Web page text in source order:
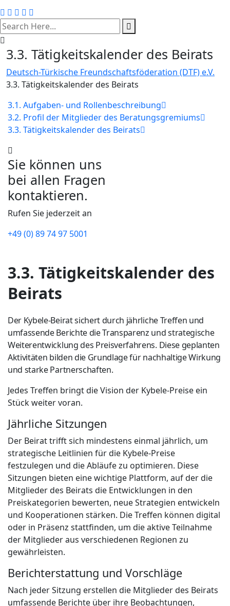
search
here
3.3. Tätigkeitskalender des Beirats
Deutsch-Türkische Freundschaftsföderation (DTF) e.V.
3.3. Tätigkeitskalender des Beirats
3.1. Aufgaben- und Rollenbeschreibung
3.2. Profil der Mitglieder des Beratungsgremiums
3.3. Tätigkeitskalender des Beirats
Sie können uns
bei allen Fragen
kontaktieren.
Rufen Sie jederzeit an
+49 (0) 89 74 97 5001
3.3. Tätigkeitskalender des
Beirats
Der Kybele-Beirat sichert durch jährliche Treffen und
umfassende Berichte die Transparenz und strategische
Weiterentwicklung des Preisverfahrens. Diese geplanten
Aktivitäten bilden die Grundlage für nachhaltige Wirkung
und starke Partnerschaften.
Jedes Treffen bringt die Vision der Kybele-Preise ein
Stück weiter voran.
Jährliche Sitzungen
Der Beirat trifft sich mindestens einmal jährlich, um
strategische Leitlinien für die Kybele-Preise
festzulegen und die Abläufe zu optimieren. Diese
Sitzungen bieten eine wichtige Plattform, auf der die
Mitglieder des Beirats die Entwicklungen in den
Preiskategorien bewerten, neue Strategien entwickeln
und Kooperationen stärken. Die Treffen können digital
oder in Präsenz stattfinden, um die aktive Teilnahme
der Mitglieder aus verschiedenen Regionen zu
gewährleisten.
Berichterstattung und Vorschläge
Nach jeder Sitzung erstellen die Mitglieder des Beirats
umfassende Berichte über ihre Beobachtungen,